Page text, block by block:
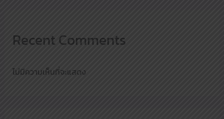
Recent Comments
ไม่มีความเห็นที่จะแสดง